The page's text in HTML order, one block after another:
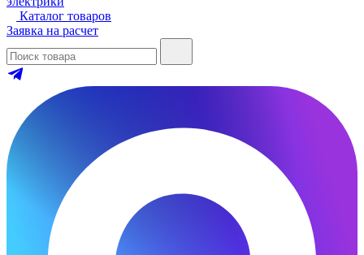
Каталог товаров
Заявка на расчет